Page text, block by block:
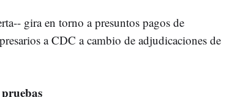
gira en torno a presuntos pagos de
a CDC a cambio de adjudicaciones de